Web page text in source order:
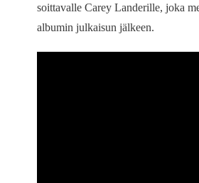
soittavalle Carey Landerille, joka
albumin julkaisun jälkeen.